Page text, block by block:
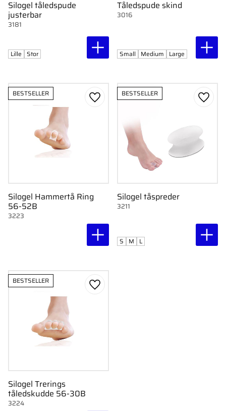
Silogel tåledspude
justerbar
3181
Lille Stor
Tåledspude skind
3016
Small Medium Large
Silogel Hammertå Ring
56-52B
3223
BESTSELLER
Gem som favorit
Silogel tåspreder
3211
BESTSELLER
Gem
S M L
Silogel Trerings
tåledskudde 56-30B
3224
BESTSELLER
Gem som favorit